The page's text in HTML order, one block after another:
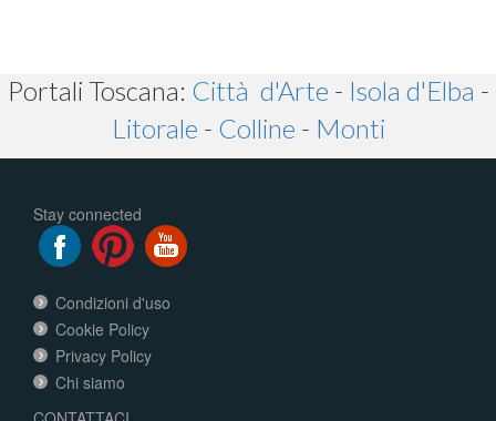
Portali Toscana: Città d'Arte - Isola d'Elba -
Litorale - Colline - Monti
Stay connected
Condizioni d'uso
Cookie Policy
Privacy Policy
Chi siamo